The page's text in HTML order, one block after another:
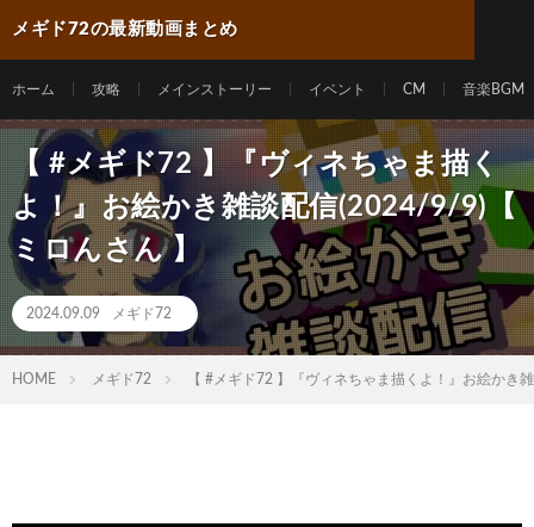
メギド72の最新動画まとめ
ホーム 攻略 メインストーリー イベント CM 音楽BGM
【 #メギド72 】『ヴィネちゃま描く
よ！』お絵かき雑談配信(2024/9/9)【
ミロんさん 】
2024.09.09 メギド72
HOME メギド72 【 #メギド72 】『ヴィネちゃま描くよ！』お絵かき